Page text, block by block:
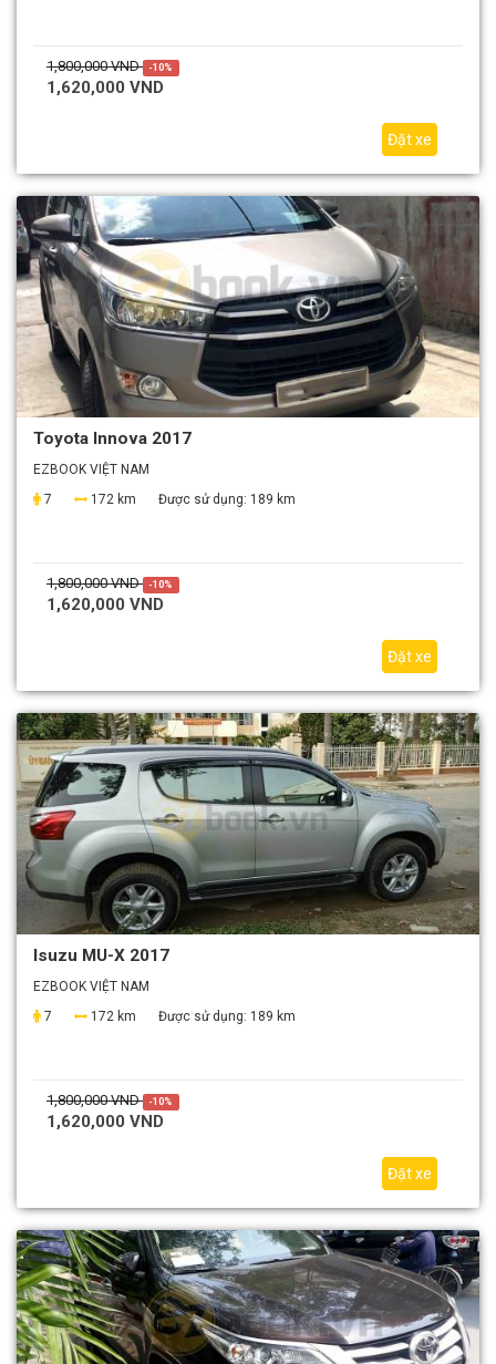
1,800,000 VND -10%
1,620,000 VND
Đặt xe
Toyota Innova 2017
EZBOOK VIỆT NAM
7
172 km Được sử dụng: 189 km
1,800,000 VND -10%
1,620,000 VND
Đặt xe
Isuzu MU-X 2017
EZBOOK VIỆT NAM
7
172 km Được sử dụng: 189 km
1,800,000 VND -10%
1,620,000 VND
Đặt xe